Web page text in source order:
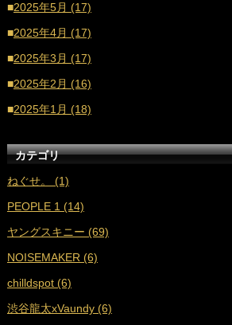
■2025年5月 (17)
■2025年4月 (17)
■2025年3月 (17)
■2025年2月 (16)
■2025年1月 (18)
2024年11月 (17)
■2024年10月 (18)
■2024年9月 (19)
■2024年8月 (17)
■2024年7月 (18)
■2024年6月 (17)
■2024年5月 (18)
カテゴリ
ねぐせ。 (1)
PEOPLE 1 (14)
ヤングスキニー (69)
NOISEMAKER (6)
chilldspot (6)
渋谷龍太xVaundy (6)